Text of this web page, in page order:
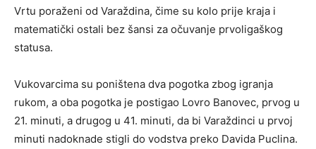
Vrtu poraženi od Varaždina, čime su kolo prije kraja i
matematički ostali bez šansi za očuvanje prvoligaškog
statusa.
Vukovarcima su poništena dva pogotka zbog igranja
rukom, a oba pogotka je postigao Lovro Banovec, prvog u
21. minuti, a drugog u 41. minuti, da bi Varaždinci u prvoj
minuti nadoknade stigli do vodstva preko Davida Puclina.